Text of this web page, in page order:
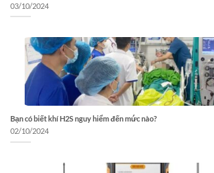
03/10/2024
Bạn có biết khí H2S nguy hiểm đến mức nào?
02/10/2024